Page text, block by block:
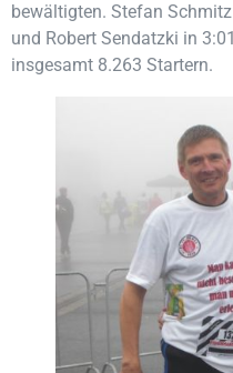
bewältigten. Stefan
und Robert Sendatzki in
insgesamt 8.263 Startern.